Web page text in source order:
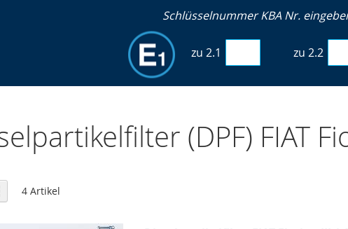
Schlüsselnummer KBA Nr.
zu 2.1 zu 2.2
(DPF) FIAT
Raster
4 Artikel